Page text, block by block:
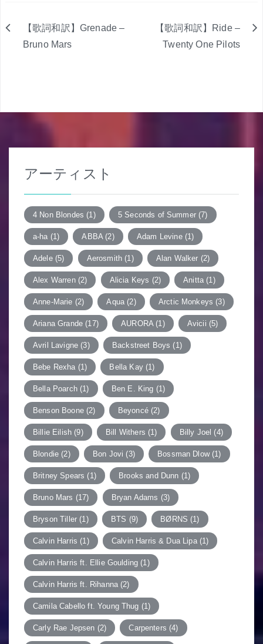
ビ
【歌詞和訳】Grenade –
Bruno Mars
【歌詞和訳】Ride –
Twenty One Pilots
アーティスト
4 Non Blondes (1) 5 Seconds of Summer(7)
a-ha (1) ABBA(2) Adam Levine(1)
Adele(5) Aerosmith (1) Alan Walker (2)
Alex Warren(2) Alicia Keys (2) Anitta (1)
Anne-Marie (2) Aqua (2) Arctic Monkeys (3)
Ariana Grande (17) AURORA(1) Avicii (5)
Avril Lavigne (3) Backstreet Boys (1)
Bebe Rexha (1) Bella Kay(1)
Bella Poarch(1) Ben E. King (1)
Benson Boone(2) Beyoncé(2)
Billie Eilish (9) Bill Withers (1) Billy Joel (4)
Blondie (2) Bon Jovi (3) Bossman Dlow(1)
Britney Spears (1) Brooks and Dunn (1)
Bruno Mars (17) Bryan Adams (3)
Bryson Tiller (1) BTS (9) BØRNS (1)
Calvin Harris (1) Calvin Harris & Dua Lipa(1)
Calvin Harris ft. Ellie Goulding (1)
Calvin Harris ft. Rihanna (2)
Camila Cabello ft. Young Thug (1)
Carly Rae Jepsen (2) Carpenters (4)